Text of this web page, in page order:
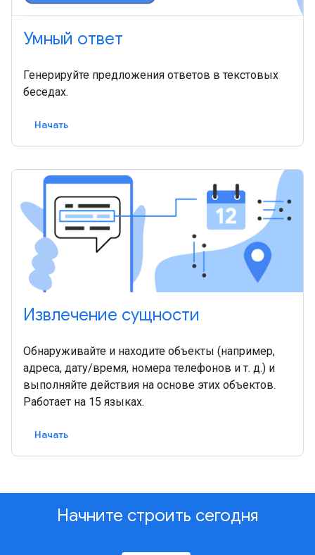
Умный ответ
Генерируйте предложения ответов в текстовых
беседах.
Начать
Извлечение сущности
Обнаруживайте и находите объекты (например,
адреса, дату/время, номера телефонов и т. д.) и
выполняйте действия на основе этих объектов.
Работает на 15 языках.
Начать
Начните строить сегодня